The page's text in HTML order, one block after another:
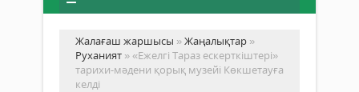
Жалағаш жаршысы »Жаңалықтар »
Руханият » «Ежелгі Тараз ескерткіштері»
тарихи-мәдени қорық музейі Көкшетауға
келді